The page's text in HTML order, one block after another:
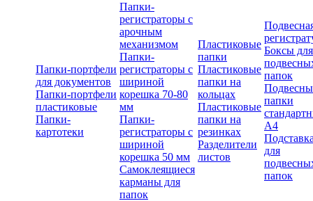
Папки-портфели
для документов
Папки-портфели
пластиковые
Папки-
картотеки
Папки-
регистраторы с
арочным
механизмом
Папки-
регистраторы с
шириной
корешка 70-80
мм
Папки-
регистраторы с
шириной
корешка 50 мм
Самоклеящиеся
карманы для
папок
Пластиковые
папки
Пластиковые
папки на
кольцах
Пластиковые
папки на
резинках
Разделители
листов
Боксы для
папок
папки
А4
для
папок